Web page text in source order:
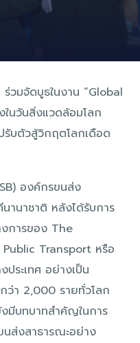
วมจัดบูธในงาน “Global
นวันสิ่งแวดล้อมโลก
บตัวสู้วิกฤตโลกเดือด
องค์กรขนส่ง
านาชาติ หลังได้รับการ
งการของ The
Transport หรือ
ระเทศ อย่างเป็น
ว่า 2,000 รายทั่วโลก
มีบทบาทสำคัญในการ
ส่งสาธารณะอย่าง